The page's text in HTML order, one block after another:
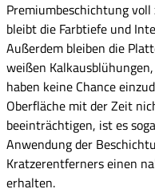
Premiumbeschichtung
bleibt die Farbtiefe und
Außerdem bleiben die
weißen
haben keine Chance
Oberfläche mit der Zeit
beeinträchtigen, ist es
Anwendung der
Kratzerentferners einen
erhalten.